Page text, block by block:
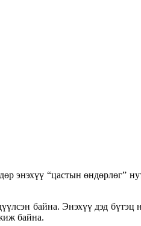
“цастын өндөрлөг”
байна. Энэхүү дэд
байна.